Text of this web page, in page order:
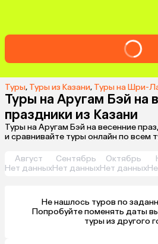
Туры, Туры из Казани, Туры на Шри-
Туры на Аругам Бэй на
праздники из Казани
Туры на Аругам Бэй на весенние
и сравнивайте туры онлайн по всем
Август
Нет данных
Сентябрь
Нет данных
Октябрь
Нет данных
Не нашлось туров по
туры из другого